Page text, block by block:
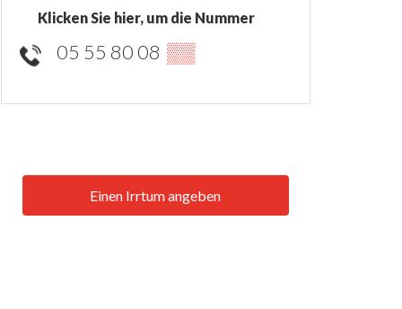
Klicken Sie hier, um die Nummer
05 55 80 08 ▒▒
Einen Irrtum angeben